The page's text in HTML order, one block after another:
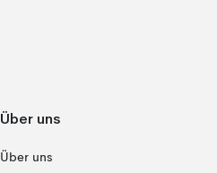
Über uns
Über uns